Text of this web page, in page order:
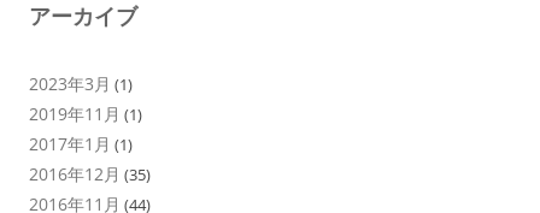
アーカイブ
2023年3月 (1)
2019年11月 (1)
2017年1月 (1)
2016年12月 (35)
2016年11月 (44)